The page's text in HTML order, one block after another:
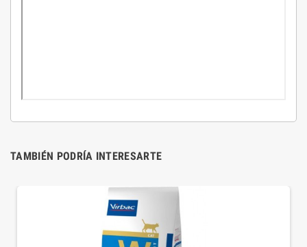
TAMBIÉN PODRÍA INTERESARTE